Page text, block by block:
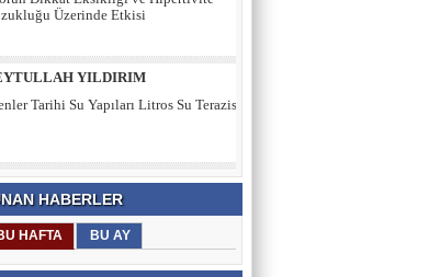
Tarihi Su Yapıları Litros Su Terazisi
SEZAİ KARATEPE
Sözleşmesi değil, 'Veda Hutbesi!
HABERLER
HAFTA BU AY